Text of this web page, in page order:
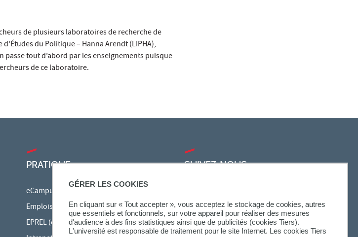
GÉRER LES COOKIES
En cliquant sur « Tout accepter », vous acceptez le stockage de cookies, autres
que essentiels et fonctionnels, sur votre appareil pour réaliser des mesures
d'audience à des fins statistiques ainsi que de publicités (cookies Tiers).
L'université est responsable de traitement pour le site Internet. Les cookies Tiers
de plusieurs laboratoires de recherche de
du Politique – Hanna Arendt (LIPHA),
tout d’abord par les enseignements puisque
de ce laboratoire.
PRATIQUE
eCampus
Emplois du temps en ligne
EPREL (cours en ligne)
SUIVEZ-NOUS